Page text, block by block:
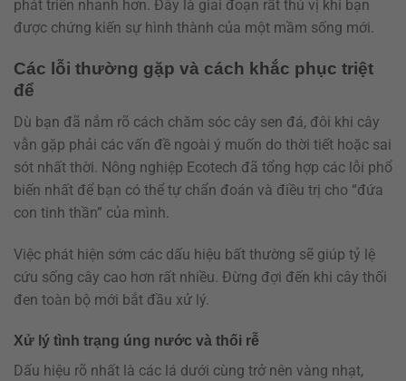
phát triển nhanh hơn. Đây là giai đoạn rất thú vị khi bạn
được chứng kiến sự hình thành của một mầm sống mới.
Các lỗi thường gặp và cách khắc phục triệt
để
Dù bạn đã nắm rõ cách chăm sóc cây sen đá, đôi khi cây
vẫn gặp phải các vấn đề ngoài ý muốn do thời tiết hoặc sai
sót nhất thời. Nông nghiệp Ecotech đã tổng hợp các lỗi phổ
biến nhất để bạn có thể tự chẩn đoán và điều trị cho “đứa
con tinh thần” của mình.
Việc phát hiện sớm các dấu hiệu bất thường sẽ giúp tỷ lệ
cứu sống cây cao hơn rất nhiều. Đừng đợi đến khi cây thối
đen toàn bộ mới bắt đầu xử lý.
Xử lý tình trạng úng nước và thối rễ
Dấu hiệu rõ nhất là các lá dưới cùng trở nên vàng nhạt,